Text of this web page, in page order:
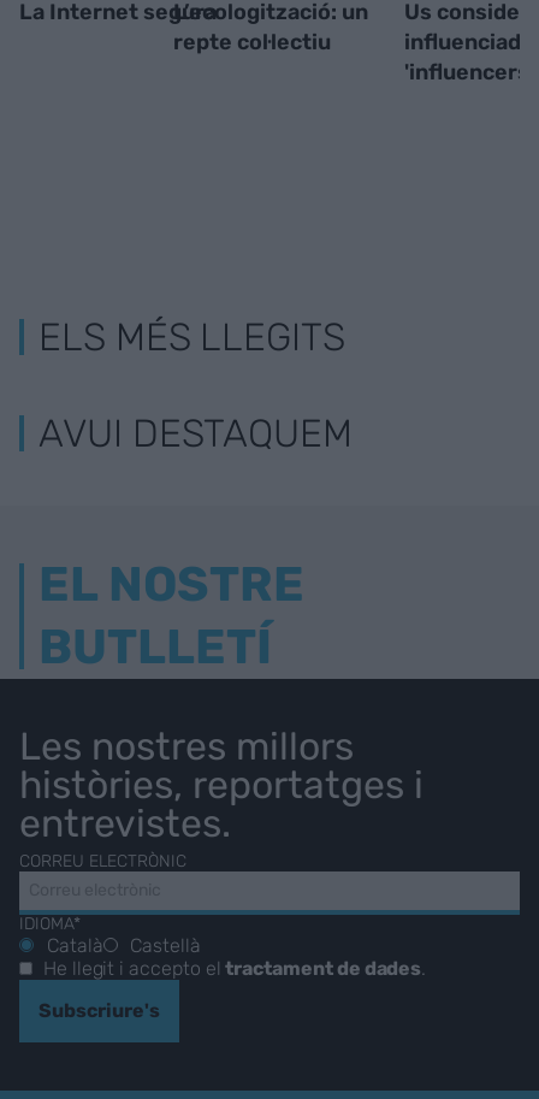
La Internet seguraL’ecologització: un
repte col·lectiu
Us
ELS MÉS LLEGITS
AVUI DESTAQUEM
EL NOSTRE
BUTLLETÍ
Les nostres millors
històries, reportatges i
entrevistes.
CORREU ELECTRÒNIC
IDIOMA*
Català
Castellà
He llegit i accepto eltractament de dades
Subscriure's